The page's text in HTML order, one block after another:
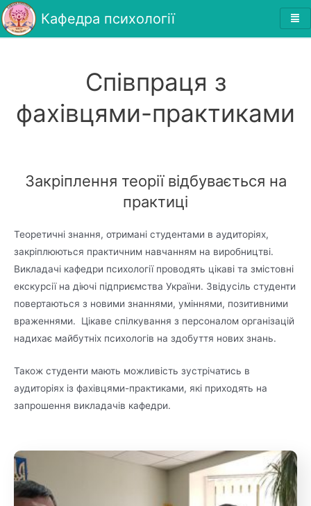
Кафедра психології
Співпраця з
фахівцями-практиками
Закріплення теорії відбувається на
практиці
Теоретичні знання, отримані студентами в аудиторіях,
закріплюються практичним навчанням на виробництві.
Викладачі кафедри психології проводять цікаві та змістовні
екскурсії на діючі підприємства України. Звідусіль студенти
повертаються з новими знаннями, уміннями, позитивними
враженнями. Цікаве спілкування з персоналом організацій
надихає майбутніх психологів на здобуття нових знань.
Також студенти мають можливість зустрічатись в
аудиторіях із фахівцями-практиками, які приходять на
запрошення викладачів кафедри.